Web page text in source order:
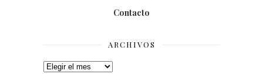
Contacto
ARCHIVOS
Archivos